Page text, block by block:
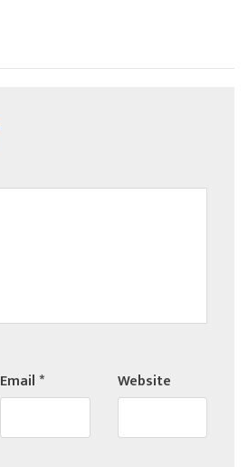
Email* Website